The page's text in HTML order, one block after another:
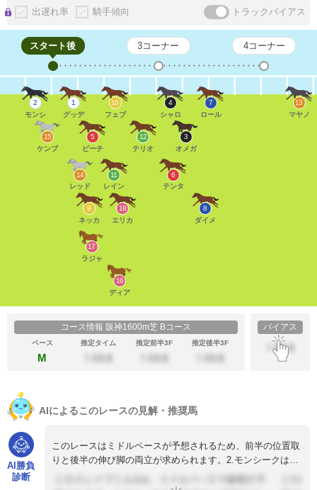
出遅れ率 騎手傾向 トラックバイアス
スタート後 3コーナー 4コーナー
2
モンシ
15
ケンブ
1
グッデ
14
レッド
5
ビーチ
9
ネッカ
17
ラジャ
10
フェブ
11
レイン
16
ディア
18
エリカ
12
テリオ
4
シャロ
3
オメガ
6
テンタ
7
ロール
8
ダイメ
13
マヤノ
コース情報 阪神1600m芝 Bコース
ペース
M
推定タイム 推定前半3F 推定後半3F
バイアス
AIによるこのレースの見解・推奨馬
AI勝負
診断
このレースはミドルペースが予想されるため、前半の位置取
りと後半の伸び脚の両立が求められます。2.モンシークは3